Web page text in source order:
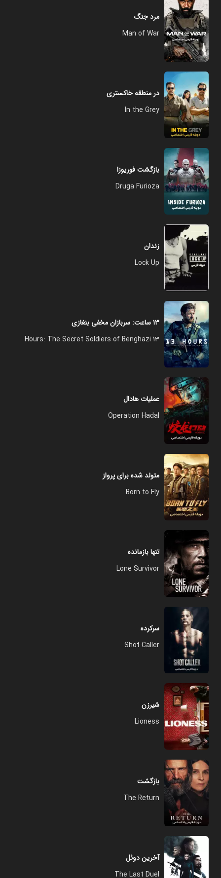
مرد جنگ
Man of War
در منطقه خاکستری
In the Grey
بازگشت فوریوزا
Druga Furioza
زندان
Lock Up
۱۳ ساعت: سربازان مخفی بنغازی
13 Hours: The Secret Soldiers of Benghazi
عملیات هادال
Operation Hadal
متولد شده برای پرواز
Born to Fly
تنها بازمانده
Lone Survivor
سرکرده
Shot Caller
شیرزن
Lioness
بازگشت
The Return
آخرین دوئل
The Last Duel